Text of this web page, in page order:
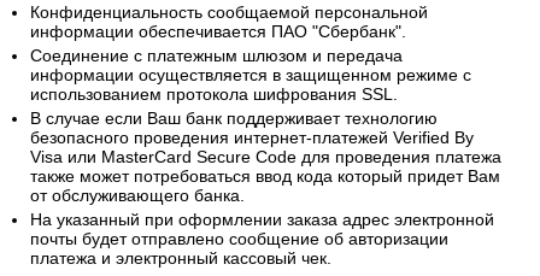
Конфиденциальность сообщаемой персональной
информации обеспечивается ПАО "Сбербанк".
Соединение с платежным шлюзом и передача
информации осуществляется в защищенном режиме с
использованием протокола шифрования SSL.
В случае если Ваш банк поддерживает технологию
безопасного проведения интернет-платежей Verified By
Visa или MasterCard Secure Code для проведения платежа
также может потребоваться ввод кода который придет Вам
от обслуживающего банка.
На указанный при оформлении заказа адрес электронной
почты будет отправлено сообщение об авторизации
платежа и электронный кассовый чек.